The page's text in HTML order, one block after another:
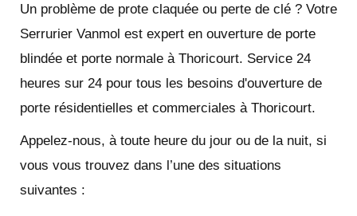
Un problème de prote claquée ou perte de clé ? Votre
Serrurier Vanmol est expert en ouverture de porte
blindée et porte normale à Thoricourt. Service 24
heures sur 24 pour tous les besoins d'ouverture de
porte résidentielles et commerciales à Thoricourt.
Appelez-nous, à toute heure du jour ou de la nuit, si
vous vous trouvez dans l’une des situations
suivantes :